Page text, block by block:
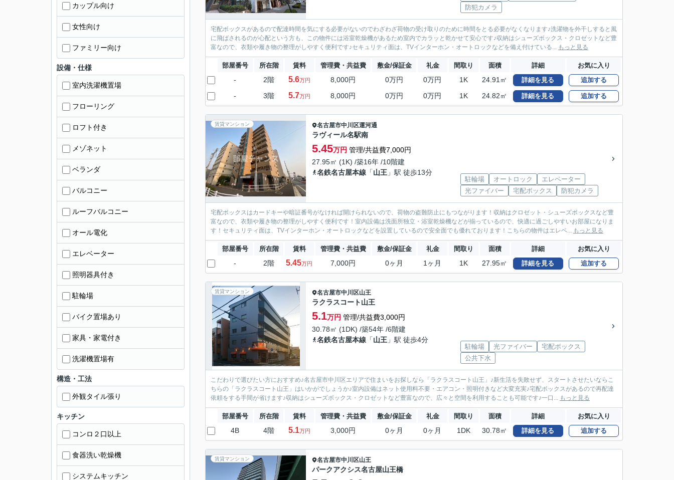
防犯カメラ
宅配ボックスがあるので配達時間を気にする必要がないのでわざわざ荷物の受け取りのために時間をとる必要がなくなります♪洗濯物を外干しすると風
に飛ばされるのが心配という方も、この物件には浴室乾燥機があるため室内でカラッと乾かせて安心です♪収納はシューズボックス・クロゼットなど豊
富なので、衣類や履き物の整理がしやすく便利です♪セキュリティ面は、TVインターホン・オートロックなどを備え付けている... もっと見る
部屋番号 所在階 賃料 管理費・共益費 敷金/保証金 礼金 間取り 面積 詳細 お気に入り
- 2階 5.6万円 8,000円 0万円 0万円 1K 24.91㎡ 詳細を見る 追加する
- 3階 5.7万円 8,000円 0万円 0万円 1K 24.82㎡ 詳細を見る 追加する
賃貸マンション 名古屋市中川区運河通
ラヴィール名駅南
5.45万円 管理/共益費7,000円
27.95㎡ (1K) /築16年 /10階建
名鉄名古屋本線 「山王 」駅 徒歩13分
駐輪場 オートロック
エレベーター
光ファイバー
宅配ボックス 防犯カメラ
宅配ボックスはカードキーや暗証番号がなければ開けられないので、荷物の盗難防止にもつながります！収納はクロゼット・シューズボックスなど豊
富なので、衣類や履き物の整理がしやすく便利です！室内設備は洗面所独立・浴室乾燥機などが揃っているので、快適に過ごしやすいお部屋になりま
す！セキュリティ面は、TVインターホン・オートロックなどを設置しているので安全面でも優れております！こちらの物件はエレベ... もっと見る
部屋番号 所在階 賃料 管理費・共益費 敷金/保証金 礼金 間取り 面積 詳細 お気に入り
- 2階 5.45万円 7,000円 0ヶ月 1ヶ月 1K 27.95㎡ 詳細を見る 追加する
賃貸マンション 名古屋市中川区山王
ラクラスコート山王
5.1万円 管理/共益費3,000円
30.78㎡ (1DK) /築54年 /6階建
名鉄名古屋本線 「山王 」駅 徒歩4分
駐輪場 光ファイバー
宅配ボックス
公共下水
こだわりで選びたい方におすすめ♪名古屋市中川区エリアで住まいをお探しなら「ラクラスコート山王」♪新生活を失敗せず、スタートさせたいならこ
ちらの「ラクラスコート山王」はいかがでしょうか♪室内設備はネット使用料不要・エアコン・照明付きなど大変充実♪宅配ボックスがあるので再配達
依頼をする手間が省けます♪収納はシューズボックス・クロゼットなど豊富なので、広々と空間を利用することも可能です♪一口... もっと見る
部屋番号 所在階 賃料 管理費・共益費 敷金/保証金 礼金 間取り 面積 詳細 お気に入り
4B 4階 5.1万円 3,000円 0ヶ月 0ヶ月 1DK 30.78㎡ 詳細を見る 追加する
賃貸マンション 名古屋市中川区山王
パークアクシス名古屋山王橋
カップル向け
女性向け
ファミリー向け
設備・仕様
室内洗濯機置場
フローリング
ロフト付き
メゾネット
ベランダ
バルコニー
ルーフバルコニー
オール電化
エレベーター
照明器具付き
駐輪場
バイク置場あり
家具・家電付き
洗濯機置場有
構造・工法
外観タイル張り
キッチン
コンロ２口以上
食器洗い乾燥機
システムキッチン